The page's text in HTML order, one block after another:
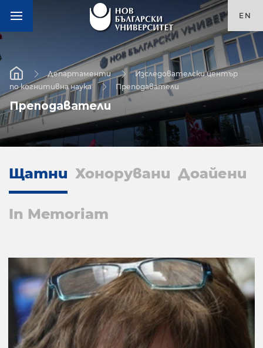
EN
Департаменти
Изследователски център
по когнитивна наука
Преподаватели
Преподаватели
Щатни Хонорувани Доайени
In Memoriam